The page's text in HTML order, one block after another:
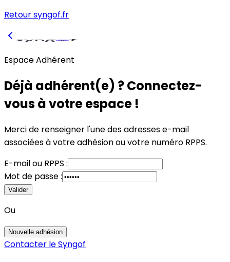
Retour syngof.fr
Espace Adhérent
Déjà adhérent(e) ? Connectez-
vous à votre espace !
Merci de renseigner l'une des adresses e-mail
associées à votre adhésionouvotre numéro RPPS.
E-mailou RPPS :
Mot de passe :
Valider
Ou
Nouvelle adhésion
Contacter le Syngof